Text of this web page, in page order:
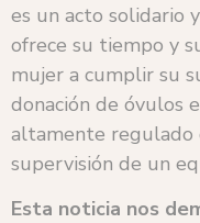
es un acto solidario
ofrece su tiempo y
mujer a cumplir su
donación de óvulos
altamente regulado
supervisión de un
Esta noticia nos